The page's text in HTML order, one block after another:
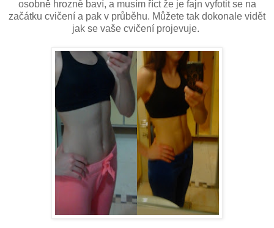
osobně hrozně baví, a musím říct že je fajn vyfotit se na
začátku cvičení a pak v průběhu. Můžete tak dokonale vidět
jak se vaše cvičení projevuje.